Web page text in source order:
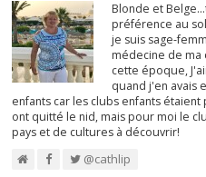
Blonde et
préférence au
je suis sage-
médecine de ma
cette époque,
quand j'en avais
enfants car les clubs enfants
ont quitté le nid, mais pour moi le
pays et de cultures à découvrir!
@cathlip